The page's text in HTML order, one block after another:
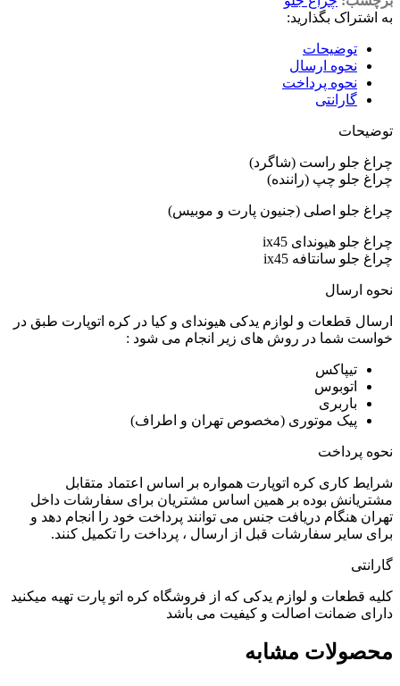
به اشتراک بگذارید:
توضیحات
نحوه ارسال
نحوه پرداخت
گارانتی
توضیحات
چراغ جلو راست (شاگرد)
چراغ جلو چپ (راننده)
چراغ جلو اصلی (جنیون پارت و موبیس)
چراغ جلو هیوندای ix45
چراغ جلو سانتافه ix45
نحوه ارسال
ارسال قطعات و لوازم یدکی هیوندای و کیا در کره اتوپارت طبق در
خواست شما در روش های زیر انجام می شود :
تیپاکس
اتوبوس
باربری
پیک موتوری (مخصوص تهران و اطراف)
نحوه پرداخت
شرایط کاری کره اتوپارت همواره بر اساس اعتماد متقابل
مشتریانش بوده بر همین اساس مشتریان برای سفارشات داخل
تهران هنگام دریافت جنس می توانند پرداخت خود را انجام دهد و
برای سایر سفارشات قبل از ارسال ، پرداخت را تکمیل کنند.
گارانتی
کلیه قطعات و لوازم یدکی که از فروشگاه کره اتو پارت تهیه میکنید
دارای ضمانت اصالت و کیفیت می باشد
محصولات مشابه